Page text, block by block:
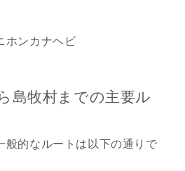
ホンカナヘビ
島牧村までの主要ル
般的なルートは以下の通りで